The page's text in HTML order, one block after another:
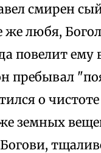
смирен
же любя,
повелит
пребывал
о
земных